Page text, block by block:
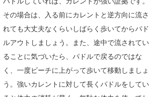
その場合は、入る前にカレントと逆方向に流さ
れても大丈夫なくらいしばらく歩いてからパド
ルアウトしましょう。また、途中で流されてい
ることに気づいたら、パドルで戻るのではな
く、一度ビーチに上がって歩いて移動しましょ
う。強いカレントに対して長くパドルをしてい